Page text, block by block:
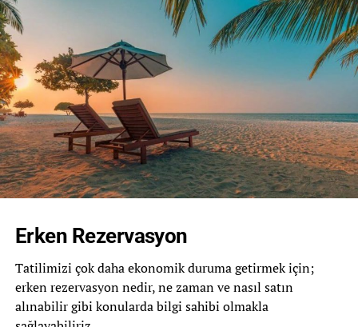
Erken Rezervasyon
Tatilimizi çok daha ekonomik duruma getirmek için;
erken rezervasyon nedir, ne zaman ve nasıl satın
alınabilir gibi konularda bilgi sahibi olmakla